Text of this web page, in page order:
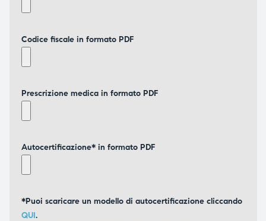
Codice fiscale in formato PDF
Prescrizione medica in formato PDF
Autocertificazione* in formato PDF
*Puoi scaricare un modello di autocertificazione cliccando
QUI.